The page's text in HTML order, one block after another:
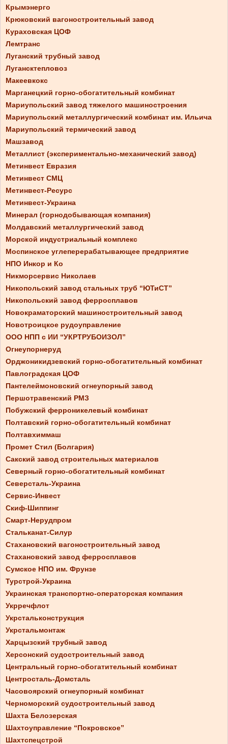
Крымэнерго
Крюковский вагоностроительный завод
Кураховская ЦОФ
Лемтранс
Луганский трубный завод
Лугансктепловоз
Макеевкокс
Марганецкий горно-обогатительный комбинат
Мариупольский завод тяжелого машиностроения
Мариупольский металлургический комбинат им. Ильича
Мариупольский термический завод
Машзавод
Металлист (экспериментально-механический завод)
Метинвест Евразия
Метинвест СМЦ
Метинвест-Ресурс
Метинвест-Украина
Минерал (горнодобывающая компания)
Молдавский металлургический завод
Морской индустриальный комплекс
Моспинское углеперерабатывающее предприятие
НПО Инкор и Ко
Никморсервис Николаев
Никопольский завод стальных труб “ЮТиСТ”
Никопольский завод ферросплавов
Новокраматорский машиностроительный завод
Новотроицкое рудоуправление
ООО НПП с ИИ “УКРТРУБОИЗОЛ”
Огнеупорнеруд
Орджоникидзевский горно-обогатительный комбинат
Павлоградская ЦОФ
Пантелеймоновский огнеупорный завод
Першотравенский РМЗ
Побужский ферроникелевый комбинат
Полтавский горно-обогатительный комбинат
Полтавхиммаш
Промет Стил (Болгария)
Сакский завод строительных материалов
Северный горно-обогатительный комбинат
Северсталь-Украина
Сервис-Инвест
Скиф-Шиппинг
Смарт-Нерудпром
Стальканат-Силур
Стахановский вагоностроительный завод
Стахановский завод ферросплавов
Сумское НПО им. Фрунзе
Турстрой-Украина
Украинская транспортно-операторская компания
Укрречфлот
Укрстальконструкция
Укрстальмонтаж
Харцызский трубный завод
Херсонский судостроительный завод
Центральный горно-обогатительный комбинат
Центросталь-Домсталь
Часовоярский огнеупорный комбинат
Черноморский судостроительный завод
Шахта Белозерская
Шахтоуправление “Покровское”
Шахтспецстрой